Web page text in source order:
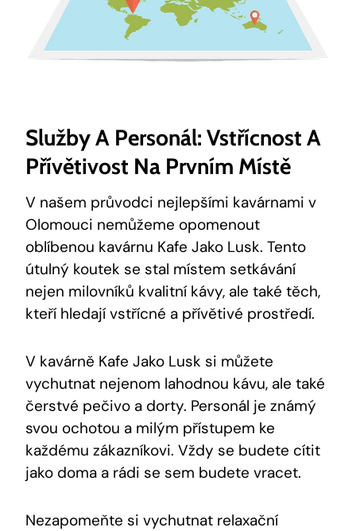
Služby A Personál: Vstřícnost‍ A
Přívětivost Na Prvním Místě
V našem průvodci nejlepšími​ kavárnami⁤ v
Olomouci nemůžeme opomenout⁤
oblíbenou kavárnu Kafe ‌Jako Lusk. Tento
⁤útulný koutek se stal místem setkávání
nejen milovníků kvalitní kávy, ale také těch,
kteří hledají vstřícné a přívětivé prostředí.
V kavárně Kafe Jako Lusk si můžete
vychutnat nejenom lahodnou kávu, ale také
čerstvé pečivo a dorty. Personál‍ je⁤ známý
svou ochotou a milým přístupem ke
každému zákazníkovi. Vždy se budete cítit
jako‍ doma a rádi se sem budete vracet.
Nezapomeňte si vychutnat relaxační